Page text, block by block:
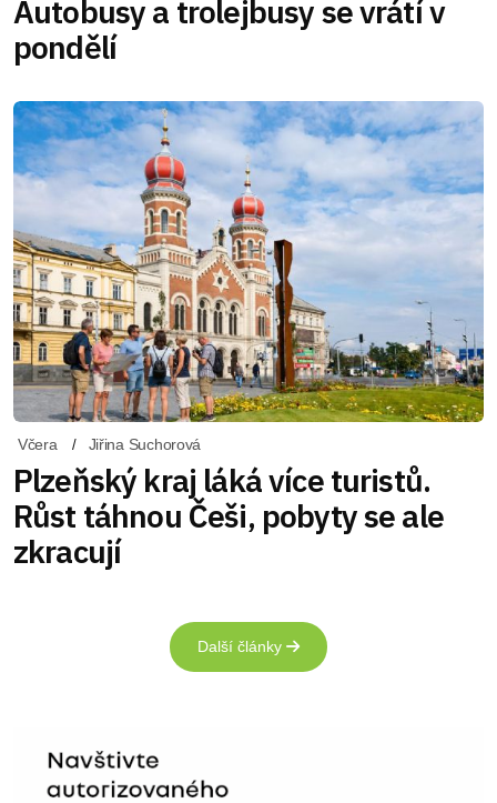
Autobusy a trolejbusy se vrátí v
pondělí
Včera Jiřina Suchorová
Plzeňský kraj láká více turistů.
Růst táhnou Češi, pobyty se ale
zkracují
Další články